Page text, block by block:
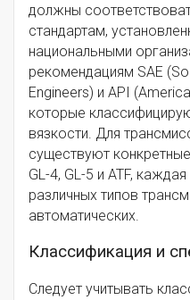
должны
стандартам,
национальными
рекомендациям SAE
Engineers) и API
которые
вязкости. Для
существуют
GL-4, GL-5 и ATF,
различных типов
автоматических.
Классификация и
Следует учитывать